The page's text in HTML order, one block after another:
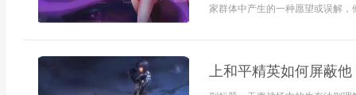
家群体中产生的一种愿望或误解
上和平精英如何屏蔽